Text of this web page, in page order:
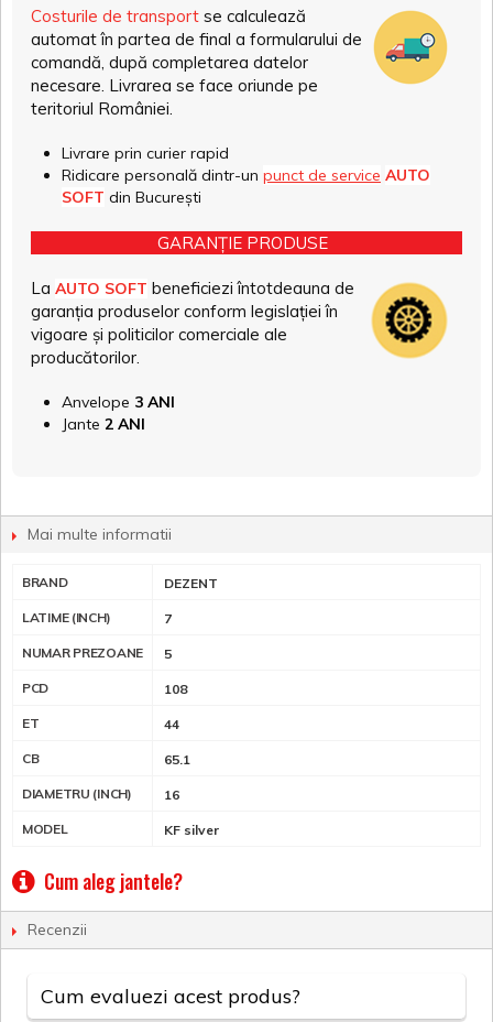
Costurile de transport se calculează
automat în partea de final a formularului de
comandă, după completarea datelor
necesare. Livrarea se face oriunde pe
teritoriul României.
Livrare prin curier rapid
Ridicare personală dintr-un punct de service AUTO
SOFT din București
GARANȚIE PRODUSE
La AUTO SOFT beneficiezi întotdeauna de
garanția produselor conform legislației în
vigoare și politicilor comerciale ale
producătorilor.
Anvelope 3 ANI
Jante 2 ANI
Mai multe informatii
BRAND DEZENT
LATIME (INCH) 7
NUMAR PREZOANE 5
PCD 108
ET 44
CB 65.1
DIAMETRU (INCH) 16
MODEL KF silver
Cum aleg jantele?
Recenzii
Cum evaluezi acest produs?